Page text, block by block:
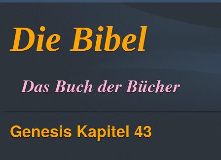
Die Bibel
Das Buch der Bücher
Genesis Kapitel 43